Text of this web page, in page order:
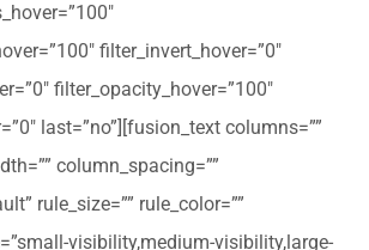
filter_invert_hover=”0″
filter_opacity_hover=”100″
last=”no”][fusion_text columns=””
column_spacing=””
rule_size=”” rule_color=””
visibility,medium-visibility,large-